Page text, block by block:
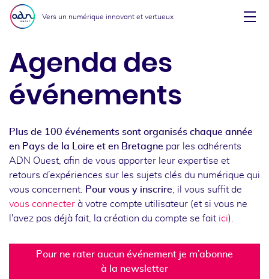
Aller au menu
Aller au contenu
Vers un numérique innovant et vertueux
Agenda des
événements
Plus de 100 événements sont organisés chaque année
en Pays de la Loire et en Bretagne par les adhérents
ADN Ouest, afin de vous apporter leur expertise et
retours d’expériences sur les sujets clés du numérique qui
vous concernent.
Pour vous y inscrire , il vous suffit de
vous connecter à votre compte utilisateur (et si vous ne
l'avez pas déjà fait, la création du compte se fait ici).
Pour ne rater aucun événement je m’abonne
à la newsletter